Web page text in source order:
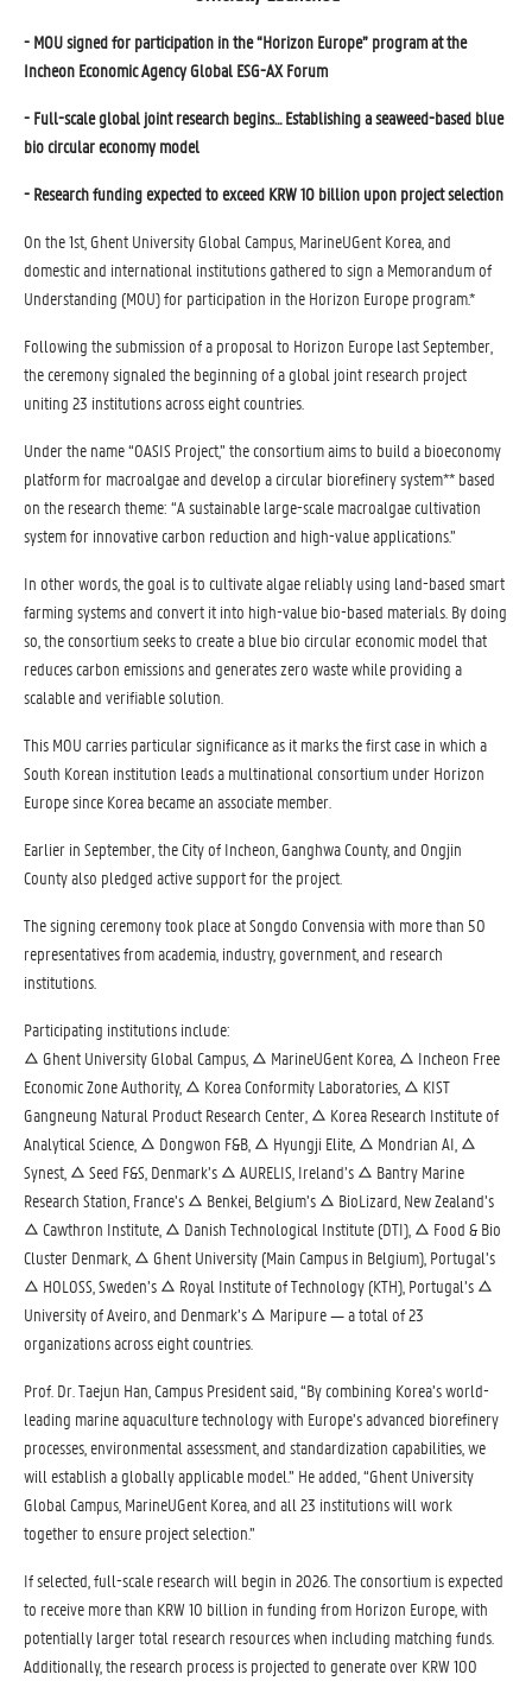
- MOU signed for participation in the “Horizon Europe” program at the
Incheon Economic Agency Global ESG-AX Forum
- Full-scale global joint research begins… Establishing a seaweed-based blue
bio circular economy model
- Research funding expected to exceed KRW 10 billion upon project selection
On the 1st, Ghent University Global Campus, MarineUGent Korea, and
domestic and international institutions gathered to sign a Memorandum of
Understanding (MOU) for participation in the Horizon Europe program.*
Following the submission of a proposal to Horizon Europe last September,
the ceremony signaled the beginning of a global joint research project
uniting 23 institutions across eight countries.
Under the name “OASIS Project,” the consortium aims to build a bioeconomy
platform for macroalgae and develop a circular biorefinery system** based
on the research theme: “A sustainable large-scale macroalgae cultivation
system for innovative carbon reduction and high-value applications.”
In other words, the goal is to cultivate algae reliably using land-based smart
farming systems and convert it into high-value bio-based materials. By doing
so, the consortium seeks to create a blue bio circular economic model that
reduces carbon emissions and generates zero waste while providing a
scalable and verifiable solution.
This MOU carries particular significance as it marks the first case in which a
South Korean institution leads a multinational consortium under Horizon
Europe since Korea became an associate member.
Earlier in September, the City of Incheon, Ganghwa County, and Ongjin
County also pledged active support for the project.
The signing ceremony took place at Songdo Convensia with more than 50
representatives from academia, industry, government, and research
institutions.
Participating institutions include:
△ Ghent University Global Campus, △ MarineUGent Korea, △ Incheon Free
Economic Zone Authority, △ Korea Conformity Laboratories, △ KIST
Gangneung Natural Product Research Center, △ Korea Research Institute of
Analytical Science, △ Dongwon F&B, △ Hyungji Elite, △ Mondrian AI, △
Synest, △ Seed F&S, Denmark’s △ AURELIS, Ireland’s △ Bantry Marine
Research Station, France’s △ Benkei, Belgium’s △ BioLizard, New Zealand’s
△ Cawthron Institute, △ Danish Technological Institute (DTI), △ Food & Bio
Cluster Denmark, △ Ghent University (Main Campus in Belgium), Portugal’s
△ HOLOSS, Sweden’s △ Royal Institute of Technology (KTH), Portugal’s △
University of Aveiro, and Denmark’s △ Maripure — a total of 23
organizations across eight countries.
Prof. Dr. Taejun Han, Campus President said, “By combining Korea’s world-
leading marine aquaculture technology with Europe’s advanced biorefinery
processes, environmental assessment, and standardization capabilities, we
will establish a globally applicable model.” He added, “Ghent University
Global Campus, MarineUGent Korea, and all 23 institutions will work
together to ensure project selection.”
If selected, full-scale research will begin in 2026. The consortium is expected
to receive more than KRW 10 billion in funding from Horizon Europe, with
potentially larger total research resources when including matching funds.
Additionally, the research process is projected to generate over KRW 100